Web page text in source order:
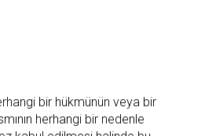
bir hükmünün veya bir
herhangi bir nedenle